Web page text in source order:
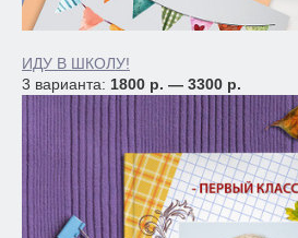
ИДУ В ШКОЛУ!
3 варианта: 1800 р. — 3300 р.